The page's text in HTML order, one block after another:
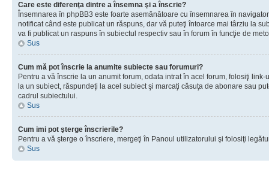
Care este diferenţa dintre a însemna şi a înscrie?
Însemnarea în phpBB3 este foarte asemănătoare cu însemnarea în
notificat când este publicat un răspuns, dar vă puteţi întoarce mai târziu la
va fi publicat un raspuns în subiectul respectiv sau în forum în funcţie de
Sus
Cum mă pot înscrie la anumite subiecte sau forumuri?
Pentru a vă înscrie la un anumit forum, odata intrat în acel forum, folosiţi
la un subiect, răspundeţi la acel subiect şi marcaţi căsuţa de abonare sau
cadrul subiectului.
Sus
Cum imi pot şterge înscrierile?
Pentru a vă şterge o înscriere, mergeţi în Panoul utilizatorului şi folosiţi
Sus